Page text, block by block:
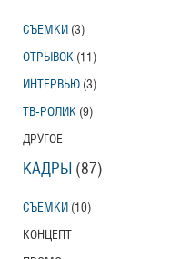
СЪЕМКИ (3)
ОТРЫВОК (11)
ИНТЕРВЬЮ (3)
ТВ-РОЛИК (9)
ДРУГОЕ
КАДРЫ (87)
СЪЕМКИ (10)
КОНЦЕПТ